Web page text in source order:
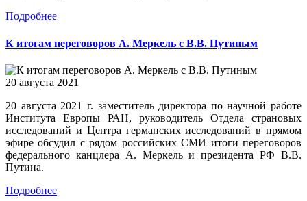
Подробнее
К итогам переговоров А. Меркель с В.В. Путиным
20 августа 2021
20 августа 2021 г. заместитель директора по научной работе
Института Европы РАН, руководитель Отдела страновых
исследований и Центра германских исследований в прямом
эфире обсудил с рядом российских СМИ итоги переговоров
федерального канцлера А. Меркель и президента РФ В.В.
Путина.
Подробнее